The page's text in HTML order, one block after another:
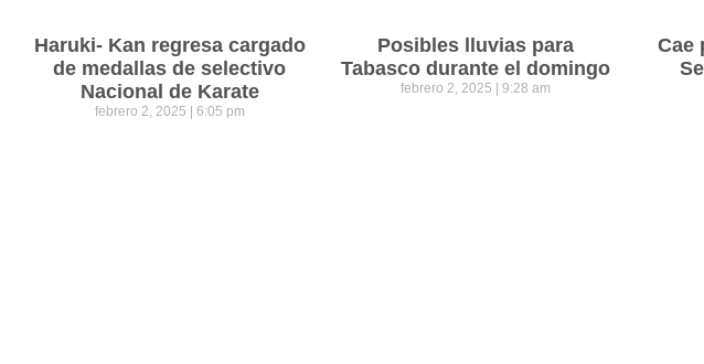
Haruki- Kan regresa cargado
de medallas de selectivo
Nacional de Karate
febrero 2, 2025 6:05 pm
Posibles lluvias para
Tabasco durante el domingo
febrero 2, 2025 9:28 am
Cae